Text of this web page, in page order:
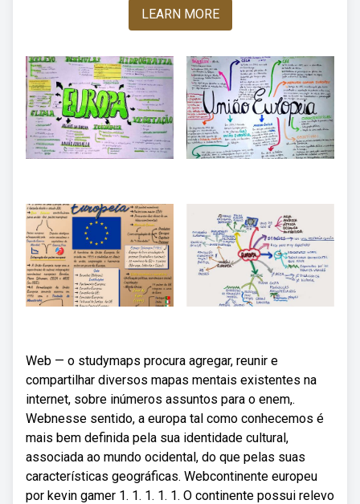
LEARN MORE
Web — o studymaps procura agregar, reunir e
compartilhar diversos mapas mentais existentes na
internet, sobre inúmeros assuntos para o enem,.
Webnesse sentido, a europa tal como conhecemos é
mais bem definida pela sua identidade cultural,
associada ao mundo ocidental, do que pelas suas
características geográficas. Webcontinente europeu
por kevin gamer 1. 1. 1. 1. 1. O continente possui relevo